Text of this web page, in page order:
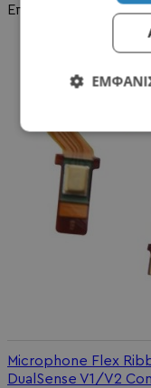
Επιθυμητό
Microphone Flex
DualSense V1/V2